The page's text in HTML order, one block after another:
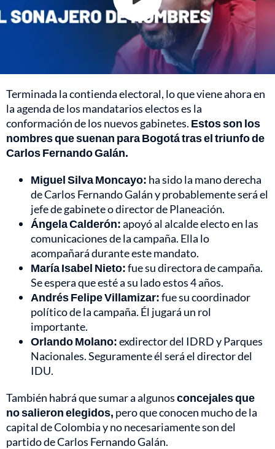
Terminada la contienda electoral, lo que viene ahora en
la agenda de los mandatarios electos es la
conformación de los nuevos gabinetes. Estos son los
nombres que suenan para Bogotá tras el triunfo de
Carlos Fernando Galán.
Miguel Silva Moncayo: ha sido la mano derecha
de Carlos Fernando Galán y probablemente será el
jefe de gabinete o director de Planeación.
Ángela Calderón:apoyó al alcalde electo en las
comunicaciones de la campaña. Ella lo
acompañará durante este mandato.
María Isabel Nieto:fue su directora de campaña.
Se espera que esté a su lado estos 4 años.
Andrés Felipe Villamizar:fue su coordinador
político de la campaña. Él jugará un rol
importante.
Orlando Molano:exdirector del IDRD y Parques
Nacionales. Seguramente él será el director del
IDU.
También habrá que sumar a algunosconcejales que
no salieron elegidos, pero que conocen mucho de la
capital de Colombia y no necesariamente son del
partido de Carlos Fernando Galán.